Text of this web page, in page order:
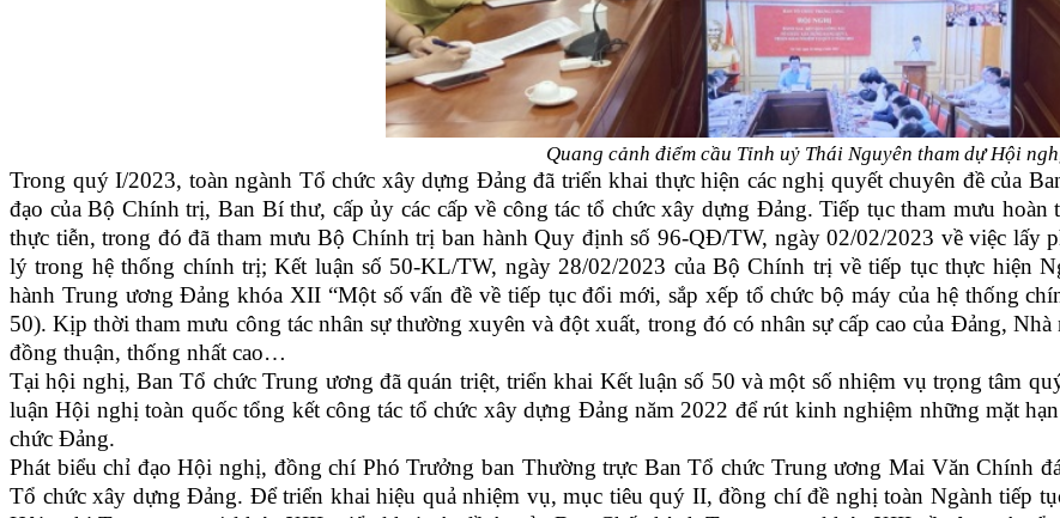
Quang cảnh điểm cầu Tỉnh uỷ Thái Nguyên tham dự Hội
Trong quý I/2023, toàn ngành Tổ chức xây dựng Đảng đã triển khai thực hiện các nghị quyết chuyên đề của
đạo của Bộ Chính trị, Ban Bí thư, cấp ủy các cấp về công tác tổ chức xây dựng Đảng. Tiếp tục tham mưu hoàn
thực tiễn, trong đó đã tham mưu Bộ Chính trị ban hành Quy định số 96-QĐ/TW, ngày 02/02/2023 về việc lấy
lý trong hệ thống chính trị; Kết luận số 50-KL/TW, ngày 28/02/2023 của Bộ Chính trị về tiếp tục thực hiện
hành Trung ương Đảng khóa XII “Một số vấn đề về tiếp tục đổi mới, sắp xếp tổ chức bộ máy của hệ thống
50). Kịp thời tham mưu công tác nhân sự thường xuyên và đột xuất, trong đó có nhân sự cấp cao của Đảng,
đồng thuận, thống nhất cao…
Tại hội nghị, Ban Tổ chức Trung ương đã quán triệt, triển khai Kết luận số 50 và một số nhiệm vụ trọng tâm
luận Hội nghị toàn quốc tổng kết công tác tổ chức xây dựng Đảng năm 2022 để rút kinh nghiệm những mặt
chức Đảng.
Phát biểu chỉ đạo Hội nghị, đồng chí Phó Trưởng ban Thường trực Ban Tổ chức Trung ương Mai Văn Chính
Tổ chức xây dựng Đảng. Để triển khai hiệu quả nhiệm vụ, mục tiêu quý II, đồng chí đề nghị toàn Ngành tiếp